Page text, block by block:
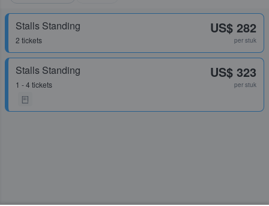
Stalls Standing
2 tickets
US$ 282
per stuk
Stalls Standing
1 - 4 tickets
US$ 323
per stuk